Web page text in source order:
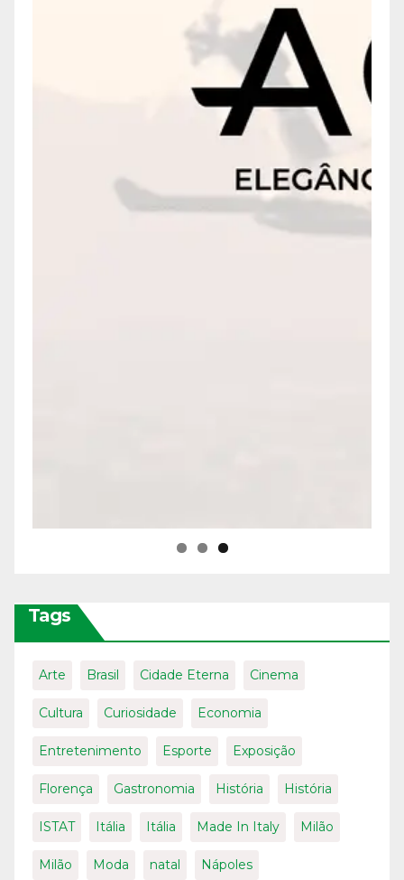
Tags
Arte Brasil Cidade Eterna Cinema
Cultura Curiosidade Economia
Entretenimento Esporte Exposição
Florença Gastronomia História História
ISTAT Itália Itália Made In Italy Milão
Milão Moda natal Nápoles